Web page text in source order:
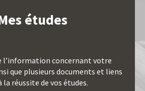
études
l’information concernant votre
que plusieurs documents et liens
la réussite de vos études.